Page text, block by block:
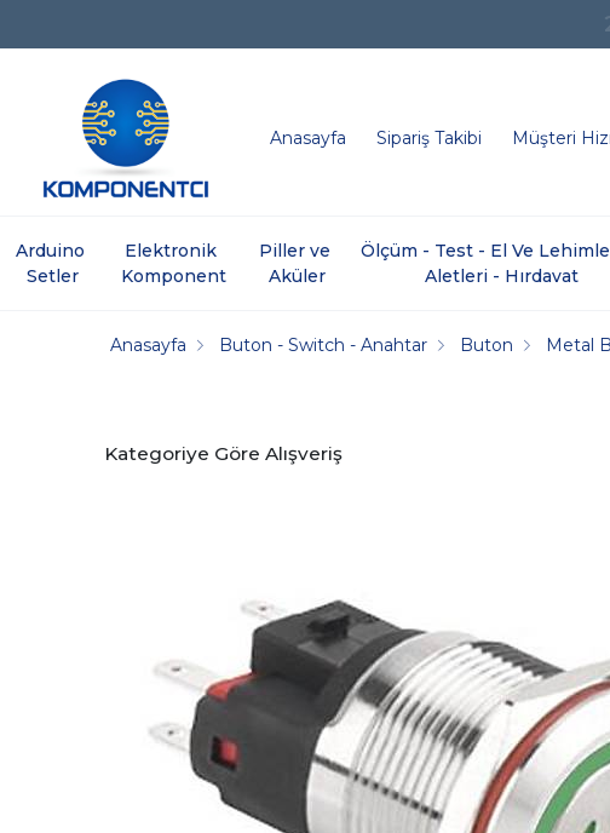
Anasayfa Sipariş Takibi Müşteri
Arduino
Setler
Elektronik
Komponent
Piller ve
Aküler
Ölçüm - Test - El Ve
Aletleri - Hırdavat
Anasayfa Buton - Switch - Anahtar Buton Metal
Kategoriye Göre Alışveriş